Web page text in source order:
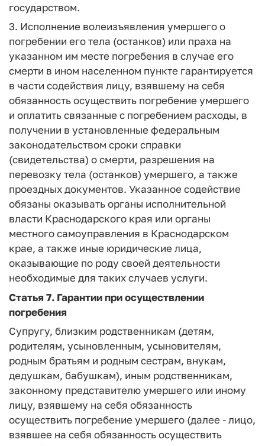
государством.
3. Исполнение волеизъявления умершего о
погребении его тела (останков) или праха на
указанном им месте погребения в случае его
смерти в ином населенном пункте гарантируется
в части содействия лицу, взявшему на себя
обязанность осуществить погребение умершего
и оплатить связанные с погребением расходы, в
получении в установленные федеральным
законодательством сроки справки
(свидетельства) о смерти, разрешения на
перевозку тела (останков) умершего, а также
проездных документов. Указанное содействие
обязаны оказывать органы исполнительной
власти Краснодарского края или органы
местного самоуправления в Краснодарском
крае, а также иные юридические лица,
оказывающие по роду своей деятельности
необходимые для таких случаев услуги.
Статья 7. Гарантии при осуществлении
погребения
Супругу, близким родственникам (детям,
родителям, усыновленным, усыновителям,
родным братьям и родным сестрам, внукам,
дедушкам, бабушкам), иным родственникам,
законному представителю умершего или иному
лицу, взявшему на себя обязанность
осуществить погребение умершего (далее - лицо,
взявшее на себя обязанность осуществить